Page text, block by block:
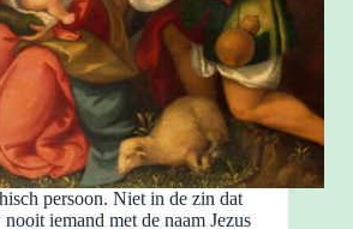
persoon. Niet in de zin dat
iemand met de naam Jezus